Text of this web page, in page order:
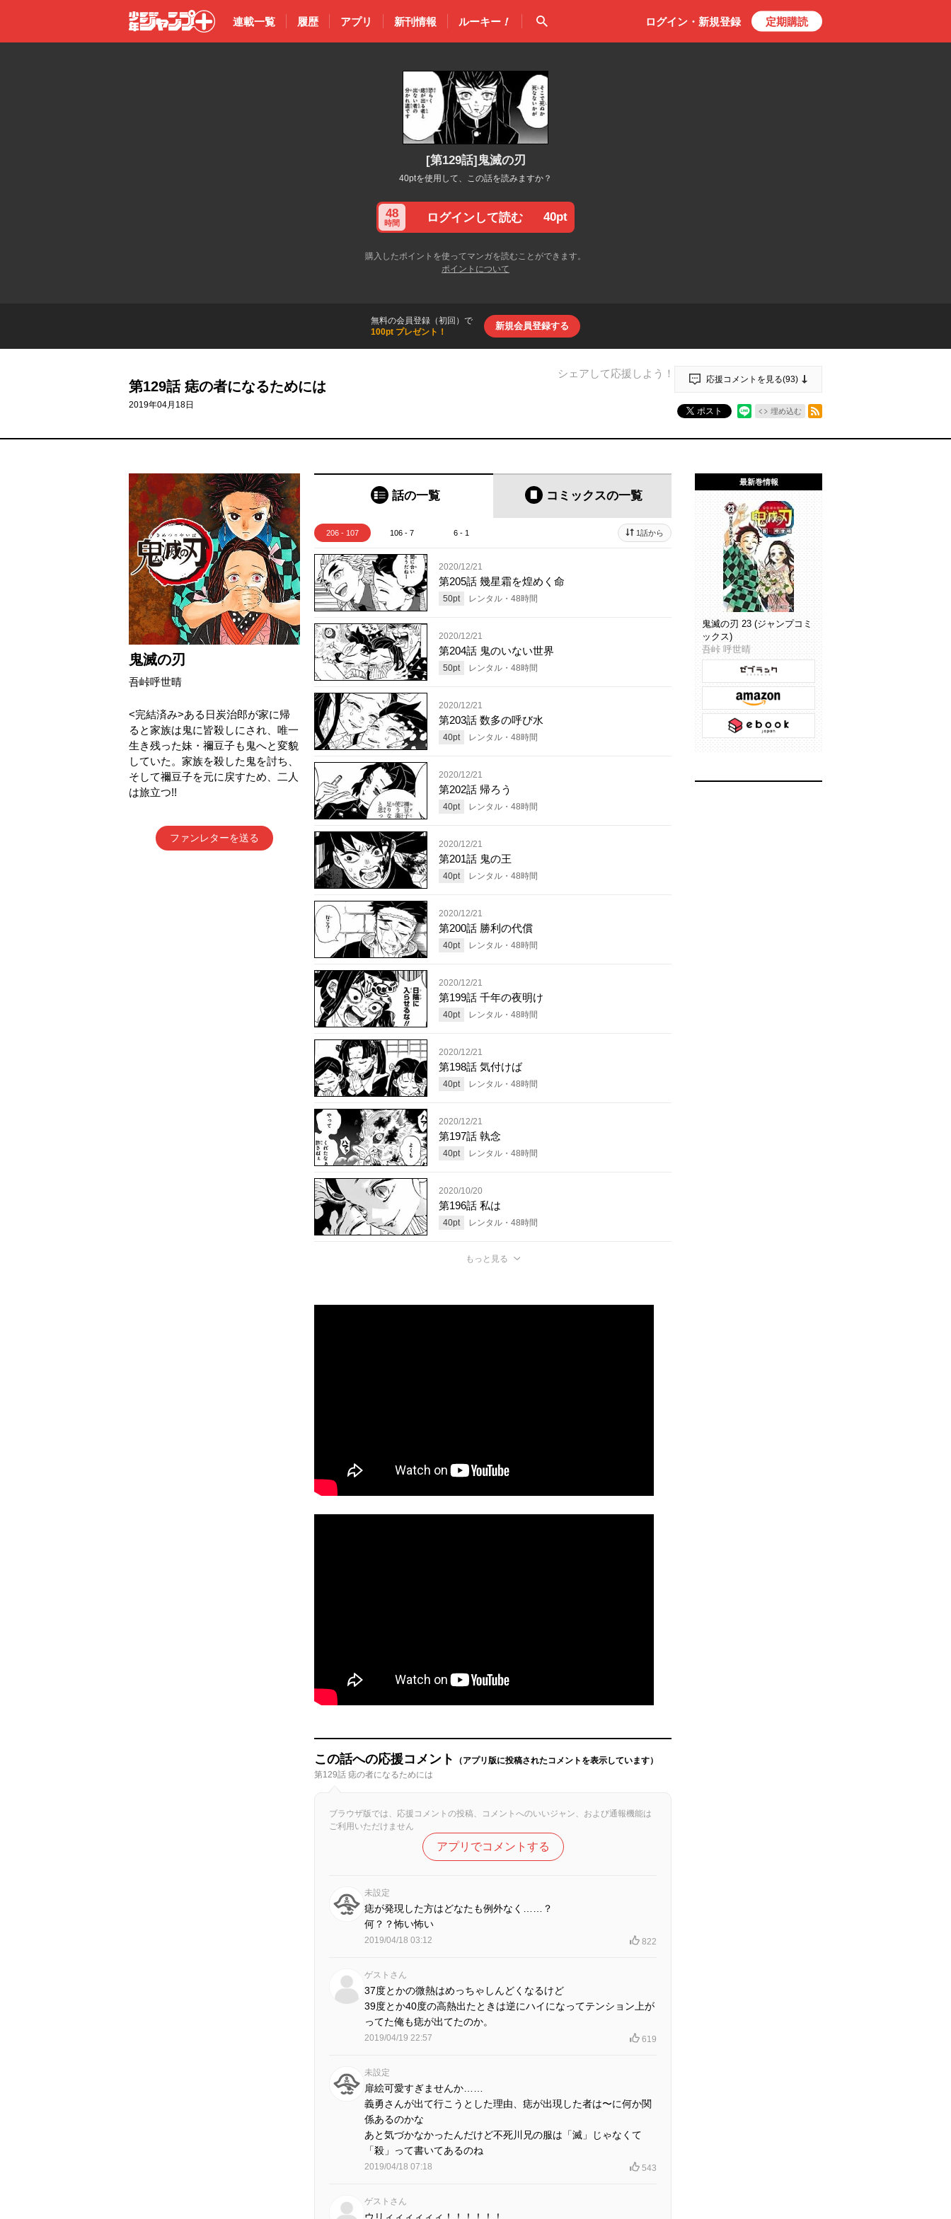
少年ジャン
連載一覧 履歴 アプリ 新刊情報 ルーキー！ 検索 ログイン・ 新規登録 定期購読
[第129話]鬼滅の刃
40ptを使用して、この話を読みますか？
48
時間 ログインして読む 40pt
購入したポイントを使ってマンガを読むことができます。
ポイントについて
無料の会員登録（初回）で
100pt プレゼント！
新規会員登録する
第129話 痣の者になるためには
2019年04月18日
シェアして応援しよう！ 応援コメントを見る(93)
ポスト 埋め込む
鬼滅の刃
吾峠呼世晴
<完結済み>ある日炭治郎が家に帰
ると家族は鬼に皆殺しにされ、唯一
生き残った妹・禰豆子も鬼へと変貌
していた。家族を殺した鬼を討ち、
そして禰豆子を元に戻すため、二人
は旅立つ!!
ファンレターを送る
話の一覧 コミックスの一覧
206 - 107 106 - 7 6 - 1 1話から
2020/12/21
第205話 幾星霜を煌めく命
50pt レンタル・ 48時間
2020/12/21
第204話 鬼のいない世界
50pt レンタル・ 48時間
2020/12/21
第203話 数多の呼び水
40pt レンタル・ 48時間
2020/12/21
第202話 帰ろう
40pt レンタル・ 48時間
2020/12/21
第201話 鬼の王
40pt レンタル・ 48時間
2020/12/21
第200話 勝利の代償
40pt レンタル・ 48時間
2020/12/21
第199話 千年の夜明け
40pt レンタル・ 48時間
2020/12/21
第198話 気付けば
40pt レンタル・ 48時間
2020/12/21
第197話 執念
40pt レンタル・ 48時間
2020/10/20
第196話 私は
40pt レンタル・ 48時間
もっと見る
この話への応援コメント
（アプリ版に投稿されたコメントを表示しています）
第129話 痣の者になるためには
ブラウザ版では、応援コメントの投稿、コメントへのいいジャン、および通報機能は
ご利用いただけません
アプリでコメントする
未設定
痣が発現した方はどなたも例外なく……？
何？？怖い怖い
2019/04/18 03:12 822
ゲストさん
37度とかの微熱はめっちゃしんどくなるけど
39度とか40度の高熱出たときは逆にハイになってテンション上が
ってた俺も痣が出てたのか。
2019/04/19 22:57 619
未設定
扉絵可愛すぎませんか……
義勇さんが出て行こうとした理由、痣が出現した者は〜に何か関
係あるのかな
あと気づかなかったんだけど不死川兄の服は「滅」じゃなくて
「殺」って書いてあるのね
2019/04/18 07:18 543
ゲストさん
最新巻情報
鬼滅の刃 23 (ジャンプコミ
ックス)
吾峠 呼世晴